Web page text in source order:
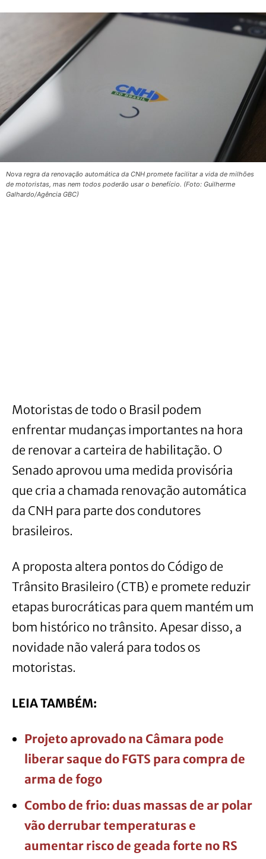
Nova regra da renovação automática da CNH promete facilitar a vida de milhões
de motoristas, mas nem todos poderão usar o benefício. (Foto: Guilherme
Galhardo/Agência GBC)
Motoristas de todo o Brasil podem
enfrentar mudanças importantes na hora
de renovar a carteira de habilitação. O
Senado aprovou uma medida provisória
que cria a chamada renovação automática
da CNH para parte dos condutores
brasileiros.
A proposta altera pontos do Código de
Trânsito Brasileiro (CTB) e promete reduzir
etapas burocráticas para quem mantém um
bom histórico no trânsito. Apesar disso, a
novidade não valerá para todos os
motoristas.
LEIA TAMBÉM:
Projeto aprovado na Câmara pode
liberar saque do FGTS para compra de
arma de fogo
Combo de frio: duas massas de ar polar
vão derrubar temperaturas e
aumentar risco de geada forte no RS